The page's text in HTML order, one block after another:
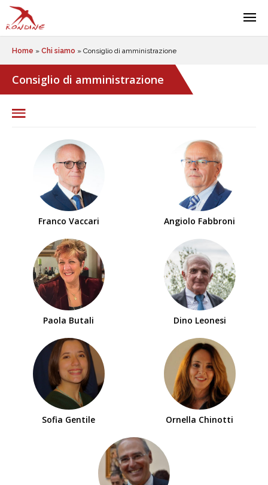
Home » Chi siamo » Consiglio di amministrazione
Consiglio di amministrazione
Franco Vaccari Angiolo Fabbroni
Paola Butali Dino Leonesi
Sofia Gentile Ornella Chinotti